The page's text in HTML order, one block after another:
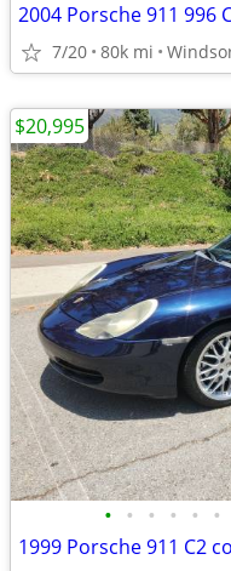
2004 Porsche 911 996
7/20 80k mi
• • • • • •
1999 Porsche 911 C2
$20,995